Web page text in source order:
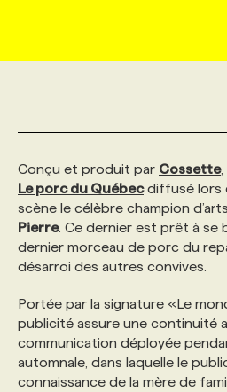
PRIX ET DISTINCTIONS
TENDANCES
GEO/SEO
ÉVÉNEMENTIEL
NOS AUTEUR‧RICES
ANNONCEZ AVEC NOUS
FAQ
ANNONCEZ AVEC NOUS
ANNONCEZ AVEC NOUS
NOS PARCOURS DE
FORMATIONS
NOS FORMATEUR‧RICES
POURQUOI CHOISIR
NOS TARIFS
SERVICE DE CHASSE DE
NOS TARIFS
NOS EXPERTISES
FAQ
ANNONCEZ AVEC NOUS
Conçu et produit par Cossette,
Le porc du Québecdiffusé lors
scène le célèbre champion
Pierre. Ce dernier est prêt à
dernier morceau de porc du
désarroi des autres convives.
Portée par la signature «Le
publicité assure une continuité
communication déployée
automnale, dans laquelle le
connaissance de la mère de